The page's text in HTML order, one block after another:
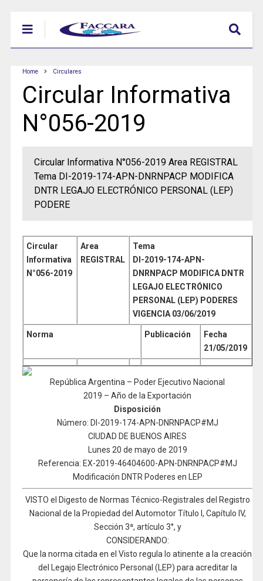
Home Circulares
Circular Informativa
N°056-2019
Circular Informativa N°056-2019 Area REGISTRAL
Tema DI-2019-174-APN-DNRNPACP MODIFICA
DNTR LEGAJO ELECTRÓNICO PERSONAL (LEP)
PODERE
Circular
Informativa
N°056-2019
Area
REGISTRAL
Tema
DI-2019-174-APN-
DNRNPACP MODIFICA DNTR
LEGAJO ELECTRÓNICO
PERSONAL (LEP) PODERES
VIGENCIA 03/06/2019
Norma Publicación
Fecha
21/05/2019
República Argentina – Poder Ejecutivo Nacional
2019 – Año de la Exportación
Disposición
Número: DI-2019-174-APN-DNRNPACP#MJ
CIUDAD DE BUENOS AIRES
Lunes 20 de mayo de 2019
Referencia: EX-2019-46404600-APN-DNRNPACP#MJ
Modificación DNTR Poderes en LEP
VISTO el Digesto de Normas Técnico-Registrales del Registro
Nacional de la Propiedad del Automotor Título I, Capítulo IV,
Sección 3ª, artículo 3°, y
CONSIDERANDO:
Que la norma citada en el Visto regula lo atinente a la creación
del Legajo Electrónico Personal (LEP) para acreditar la